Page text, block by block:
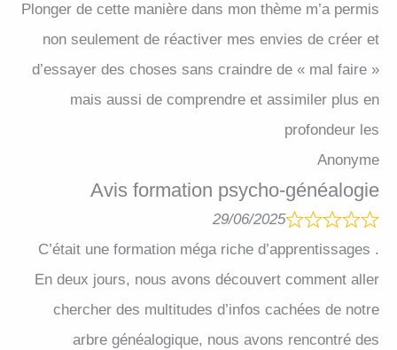
Plonger de cette manière dans mon thème m’a permis
non seulement de réactiver mes envies de créer et
d’essayer des choses sans craindre de « mal faire »
mais aussi de comprendre et assimiler plus en
profondeur les
Anonyme
Avis formation psycho-généalogie
29/06/2025
C’était une formation méga riche d’apprentissages .
En deux jours, nous avons découvert comment aller
chercher des multitudes d’infos cachées de notre
arbre généalogique, nous avons rencontré des